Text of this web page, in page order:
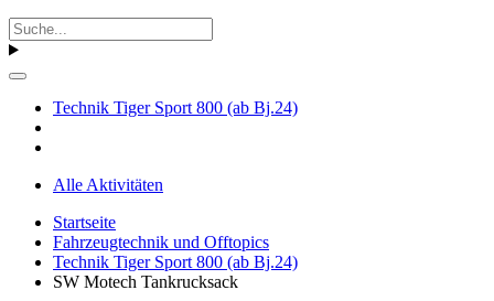
Technik Tiger Sport 800 (ab Bj.24)
Alle Aktivitäten
Startseite
Fahrzeugtechnik und Offtopics
Technik Tiger Sport 800 (ab Bj.24)
SW Motech Tankrucksack